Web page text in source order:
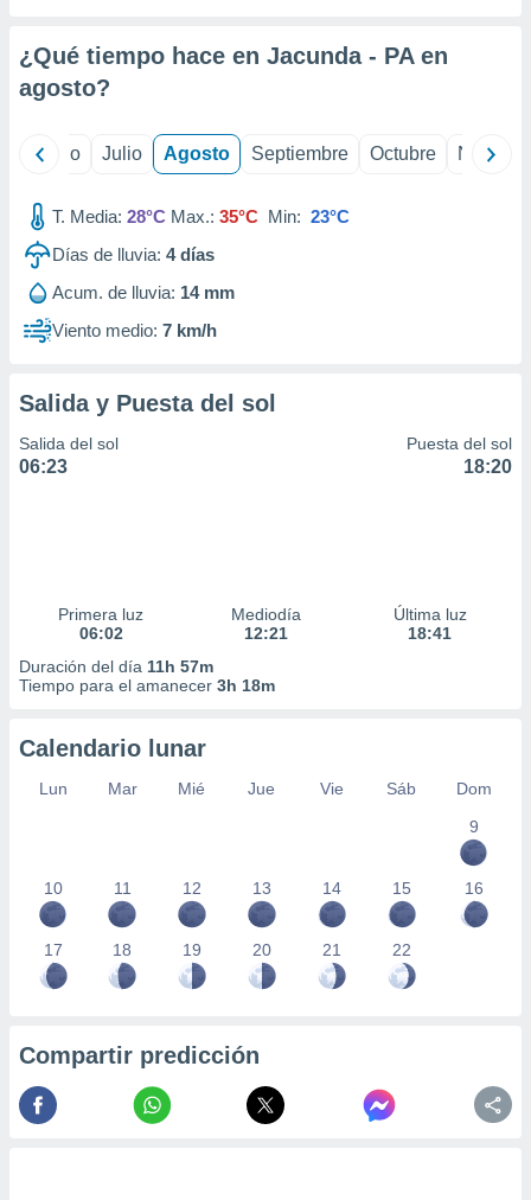
e
de
¿Qué tiempo hace en Jacunda - PA en
agosto?
Junio Julio Agosto Septiembre Octubre
T. Media: 28°C Max.: 35°C Min: 23°C
Días de lluvia: 4días
Acum. de lluvia: 14 mm
Viento medio: 7 km/h
Salida y Puesta del sol
Salida del sol
06:23
Puesta del sol
18:20
Primera luz
06:02
Mediodía
12:21
Última luz
18:41
Duración del día 11h 57m
Tiempo para el amanecer 3h 18m
Calendario lunar
Lun Mar Mié Jue Vie Sáb
Dom
9
10 11 12 13 14 15 16
17 18 19 20 21 22
Compartir predicción